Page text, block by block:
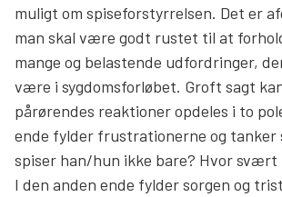
muligt om spiseforstyrrelsen. Det er
man skal være godt rustet til at
mange og belastende udfordringer,
være i sygdomsforløbet. Groft sagt
pårørendes reaktioner opdeles i to
ende fylder frustrationerne og tanker
spiser han/hun ikke bare? Hvor svært
I den anden ende fylder sorgen og